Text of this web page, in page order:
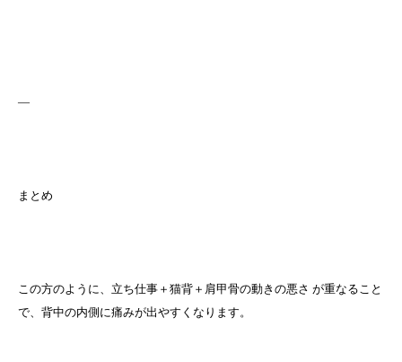
—
まとめ
この方のように、立ち仕事＋猫背＋肩甲骨の動きの悪さ が重なること
で、背中の内側に痛みが出やすくなります。